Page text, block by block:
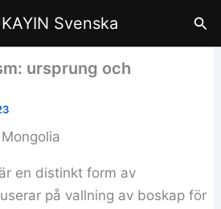
Svenska Sök
ursprung och
en distinkt form av
på vallning av boskap för